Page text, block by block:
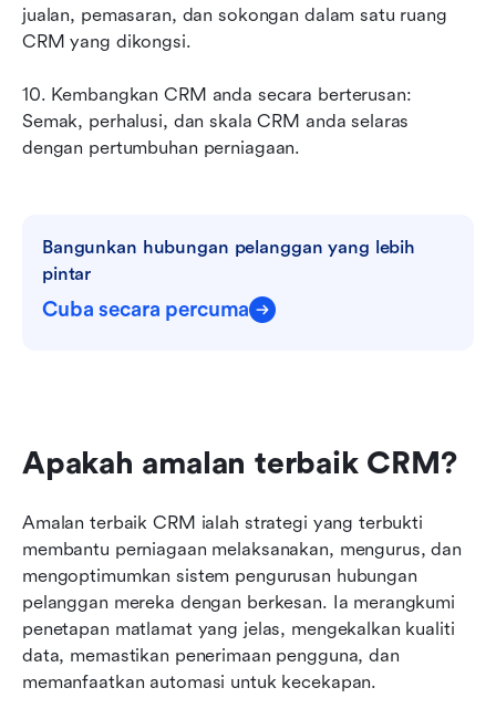
jualan, pemasaran, dan sokongan dalam satu ruang
CRM yang dikongsi.
10. Kembangkan CRM anda secara berterusan:
Semak, perhalusi, dan skala CRM anda selaras
dengan pertumbuhan perniagaan.
Bangunkan hubungan pelanggan yang lebih
pintar
Cuba secara percuma
Apakah amalan terbaik CRM?
Amalan terbaik CRM ialah strategi yang terbukti
membantu perniagaan melaksanakan, mengurus, dan
mengoptimumkan sistem pengurusan hubungan
pelanggan mereka dengan berkesan. Ia merangkumi
penetapan matlamat yang jelas, mengekalkan kualiti
data, memastikan penerimaan pengguna, dan
memanfaatkan automasi untuk kecekapan.